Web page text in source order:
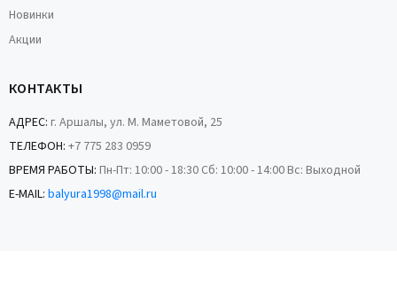
Новинки
Акции
КОНТАКТЫ
АДРЕС: г. Аршалы, ул. М. Маметовой, 25
ТЕЛЕФОН: +7 775 283 0959
ВРЕМЯ РАБОТЫ: Пн-Пт: 10:00 - 18:30 Сб: 10:00 - 14:00 Вс: Выходной
E-MAIL: balyura1998@mail.ru